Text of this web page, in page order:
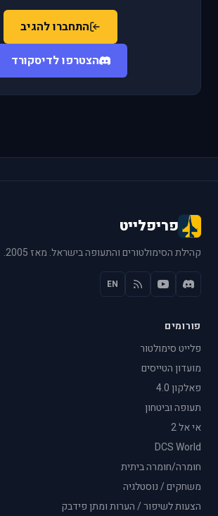
התחברו להגיב
הצטרפו לדיסקורד
פריפלייט
קהילת הסימולטורים והתעופה בישראל. מאז 2005.
EN
פורומים
פלייט סימולטור
מועדון הטייסים
פאלקון 4.0
תעופה וביטחון
אי אל 2
DCS World
חומרה/חומרה ביתית
משחקים / נוסטלגיה
הצעות לשיפור / הערות ומתן פידבק